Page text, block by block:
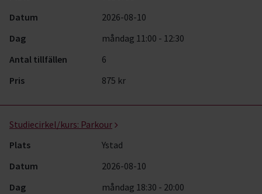
Datum
2026-08-10
Dag
måndag 11:00 - 12:30
Antal tillfällen
6
Pris
875 kr
Studiecirkel/kurs: Parkour
Plats
Ystad
Datum
2026-08-10
Dag
måndag 18:30 - 20:00